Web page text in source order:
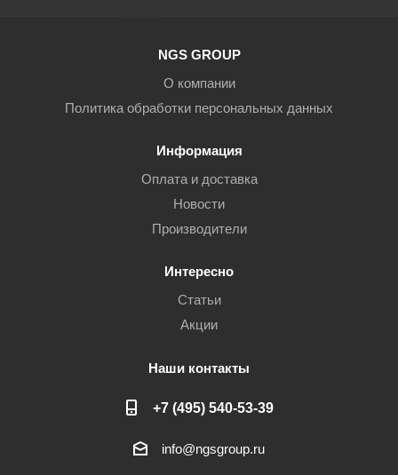
NGS GROUP
О компании
Политика обработки персональных данных
Информация
Оплата и доставка
Новости
Производители
Интересно
Статьи
Акции
Наши контакты
+7 (495) 540-53-39
info@ngsgroup.ru